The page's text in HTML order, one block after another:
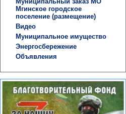
Мгинское городское
поселение (размещение)
Видео
Муниципальное имущество
Энергосбережение
Объявления